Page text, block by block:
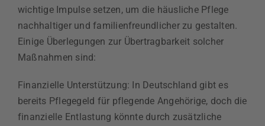
wichtige Impulse setzen, um die häusliche Pflege
nachhaltiger und familienfreundlicher zu gestalten.
Einige Überlegungen zur Übertragbarkeit solcher
Maßnahmen sind:
Finanzielle Unterstützung: In Deutschland gibt es
bereits Pflegegeld für pflegende Angehörige, doch die
finanzielle Entlastung könnte durch zusätzliche